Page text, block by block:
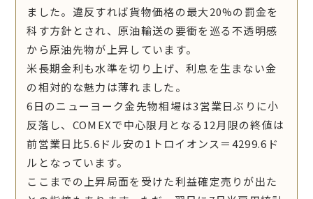
ました。違反すれば貨物価格の最大20%の罰金を
科す方針とされ、原油輸送の要衝を巡る不透明感
から原油先物が上昇しています。
米長期金利も水準を切り上げ、利息を生まない金
の相対的な魅力は薄れました。
6日のニューヨーク金先物相場は3営業日ぶりに小
反落し、COMEXで中心限月となる12月限の終値は
前営業日比5.6ドル安の1トロイオンス＝4299.6ド
ルとなっています。
ここまでの上昇局面を受けた利益確定売りが出た